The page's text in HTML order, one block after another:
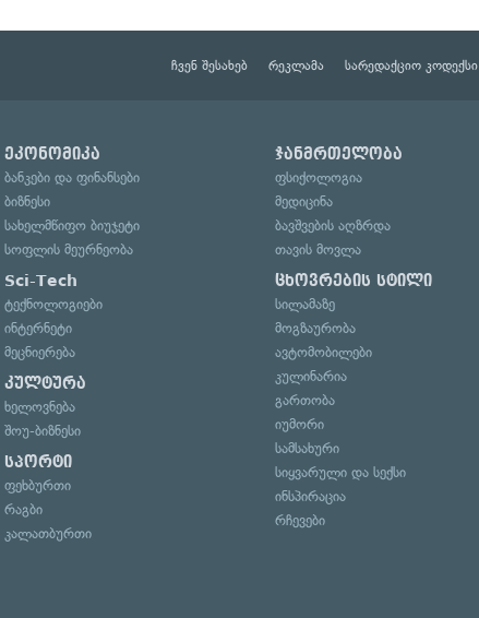
ჩვენ შესახებ რეკლამა სარედაქციო კოდექსი
ეკონომიკა
ბანკები და ფინანსები
ბიზნესი
სახელმწიფო ბიუჯეტი
სოფლის მეურნეობა
Sci-Tech
ტექნოლოგიები
ინტერნეტი
მეცნიერება
კულტურა
ხელოვნება
შოუ-ბიზნესი
სპორტი
ფეხბურთი
რაგბი
კალათბურთი
ჯანმრთელობა
ფსიქოლოგია
მედიცინა
ბავშვების აღზრდა
თავის მოვლა
ცხოვრების სტილი
სილამაზე
მოგზაურობა
ავტომობილები
კულინარია
გართობა
იუმორი
სამსახური
სიყვარული და სექსი
ინსპირაცია
რჩევები